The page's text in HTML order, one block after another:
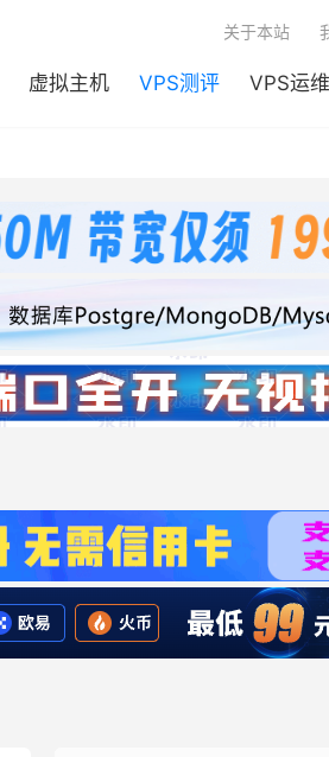
虚拟主机 VPS测评 VPS运维
关于本站